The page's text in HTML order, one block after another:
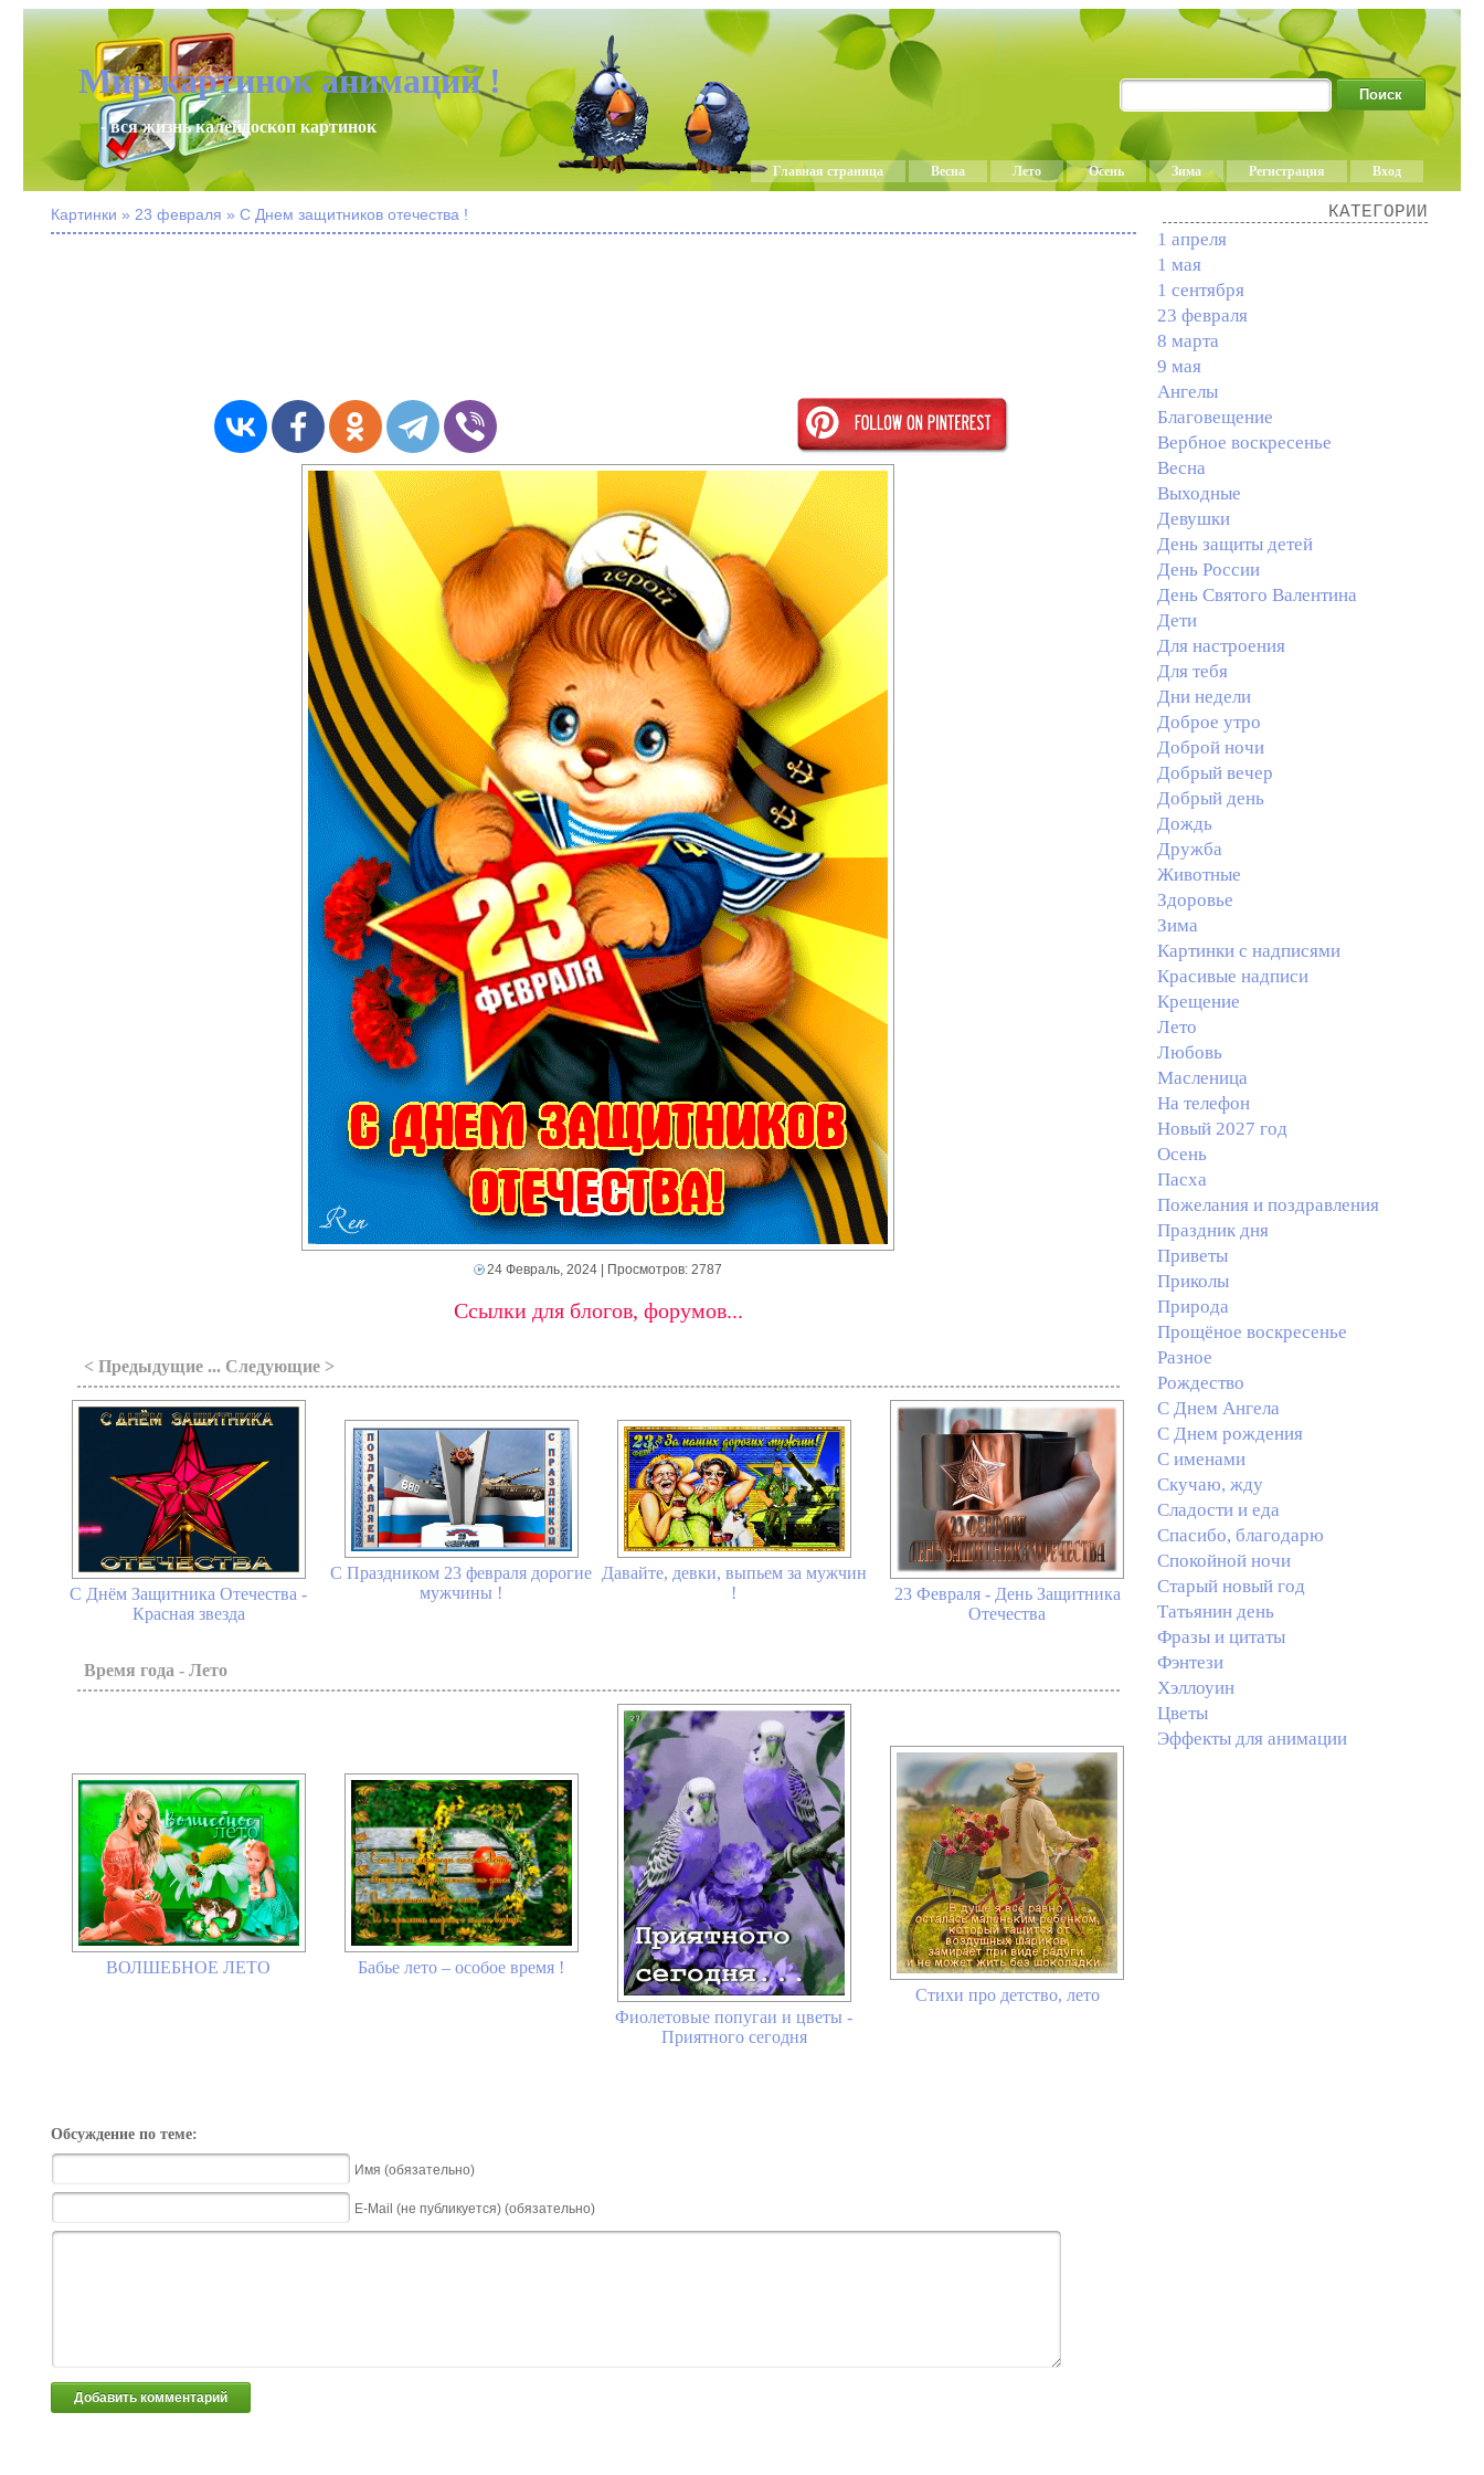
Мир картинок анимаций !
- вся жизнь калейдоскоп картинок
Главная страница Весна Лето Осень Зима Регистрация Вход
Картинки » 23 февраля » С Днем защитников отечества !
24 Февраль, 2024 | Просмотров: 2787
Ссылки для блогов, форумов...
< Предыдущие ... Следующие >
С Днём Защитника Отечества -
Красная звезда
С Праздником 23 февраля дорогие
мужчины !
Давайте, девки, выпьем за мужчин
!
23 Февраля - День Защитника
Отечества
Время года - Лето
ВОЛШЕБНОЕ ЛЕТО Бабье лето – особое время !
Фиолетовые попугаи и цветы -
Приятного сегодня
Стихи про детство, лето
Обсуждение по теме:
Имя (обязательно)
E-Mail (не публикуется) (обязательно)
КАТЕГОРИИ
1 апреля
1 мая
1 сентября
23 февраля
8 марта
9 мая
Ангелы
Благовещение
Вербное воскресенье
Весна
Выходные
Девушки
День защиты детей
День России
День Святого Валентина
Дети
Для настроения
Для тебя
Дни недели
Доброе утро
Доброй ночи
Добрый вечер
Добрый день
Дождь
Дружба
Животные
Здоровье
Зима
Картинки с надписями
Красивые надписи
Крещение
Лето
Любовь
Масленица
На телефон
Новый 2027 год
Осень
Пасха
Пожелания и поздравления
Праздник дня
Приветы
Приколы
Природа
Прощёное воскресенье
Разное
Рождество
С Днем Ангела
С Днем рождения
С именами
Скучаю, жду
Сладости и еда
Спасибо, благодарю
Спокойной ночи
Старый новый год
Татьянин день
Фразы и цитаты
Фэнтези
Хэллоуин
Цветы
Эффекты для анимации